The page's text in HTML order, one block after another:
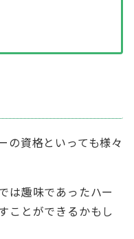
の資格といっても様々
は趣味であったハー
ことができるかもし